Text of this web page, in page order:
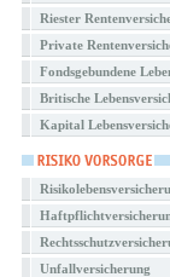
Riester
Private
Fondsgebundene
Britische
Kapital
Unfallversicherung